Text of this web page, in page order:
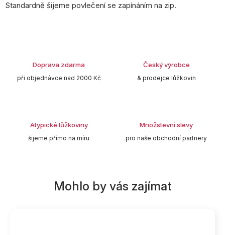
Standardně šijeme povlečení se zapínáním na zip.
Doprava zdarma
při objednávce nad 2000 Kč
Český výrobce
& prodejce lůžkovin
Atypické lůžkoviny
šijeme přímo na míru
Množstevní slevy
pro naše obchodní partnery